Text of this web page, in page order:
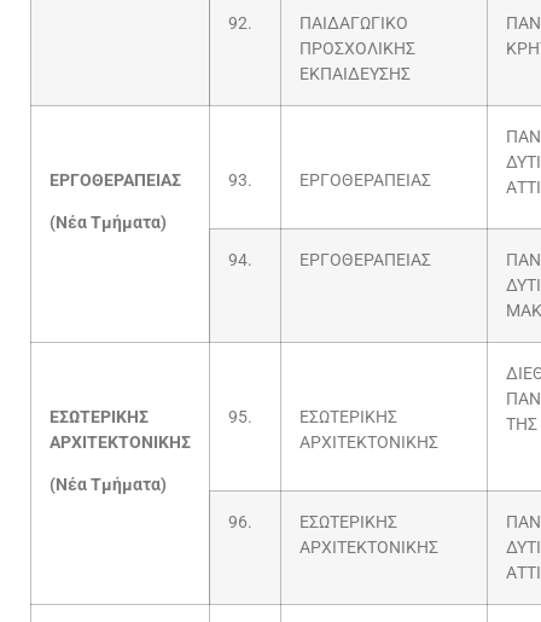
92.
ΠΑΙΔΑΓΩΓΙΚΟ
ΠΡΟΣΧΟΛΙΚΗΣ
ΕΚΠΑΙΔΕΥΣΗΣ
ΕΡΓΟΘΕΡΑΠΕΙΑΣ
(Νέα Τμήματα)
93. ΕΡΓΟΘΕΡΑΠΕΙΑΣ
94. ΕΡΓΟΘΕΡΑΠΕΙΑΣ
ΕΣΩΤΕΡΙΚΗΣ
ΑΡΧΙΤΕΚΤΟΝΙΚΗΣ
(Νέα Τμήματα)
95.
ΕΣΩΤΕΡΙΚΗΣ
ΑΡΧΙΤΕΚΤΟΝΙΚΗΣ
96.
ΕΣΩΤΕΡΙΚΗΣ
ΑΡΧΙΤΕΚΤΟΝΙΚΗΣ